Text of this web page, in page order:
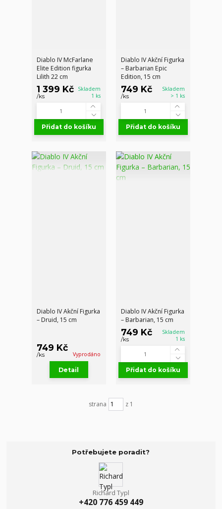
Diablo IV McFarlane
Elite Edition figurka
Lilith 22 cm
1 399 Kč
/ks
Skladem
1 ks
Přidat do košíku
Diablo IV Akční Figurka
– Barbarian Epic
Edition, 15 cm
749 Kč
/ks
Skladem
> 1 ks
Přidat do košíku
Diablo IV Akční Figurka
– Druid, 15 cm
749 Kč
/ks Vyprodáno
Detail
Diablo IV Akční Figurka
– Barbarian, 15 cm
749 Kč
/ks
Skladem
1 ks
Přidat do košíku
strana z 1
Potřebujete poradit?
Richard Typl
+420 776 459 449